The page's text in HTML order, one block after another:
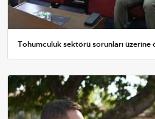
Tohumculuk sektörü sorunları üzerine